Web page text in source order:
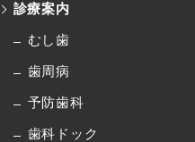
診療案内
むし歯
歯周病
予防歯科
歯科ドック